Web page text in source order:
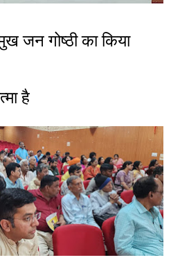
जन गोष्ठी का किया
है